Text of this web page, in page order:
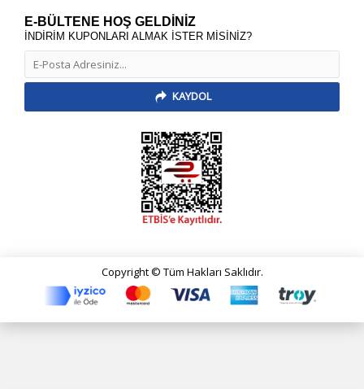
E-BÜLTENE HOŞ GELDİNİZ
İNDİRİM KUPONLARI ALMAK İSTER MİSİNİZ?
KAYDOL
Copyright © Tüm Hakları Saklıdır.